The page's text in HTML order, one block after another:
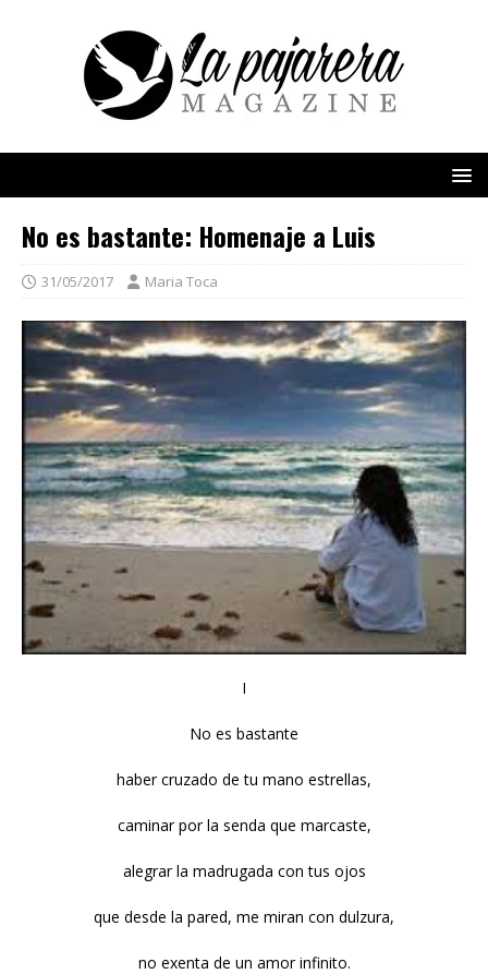
No es bastante: Homenaje a Luis
31/05/2017 Maria Toca
I
No es bastante
haber cruzado de tu mano estrellas,
caminar por la senda que marcaste,
alegrar la madrugada con tus ojos
que desde la pared, me miran con dulzura,
no exenta de un amor infinito.